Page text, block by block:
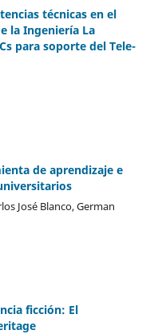
técnicas en el
la Ingeniería La
para soporte del Tele-
de aprendizaje e
José Blanco, German
ficción: El